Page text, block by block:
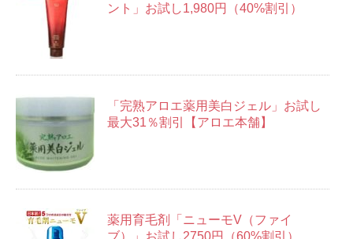
ント」お試し1,980円（40%割引）
「完熟アロエ薬用美白ジェル」お試し
最大31％割引【アロエ本舗】
薬用育毛剤「ニューモV（ファイ